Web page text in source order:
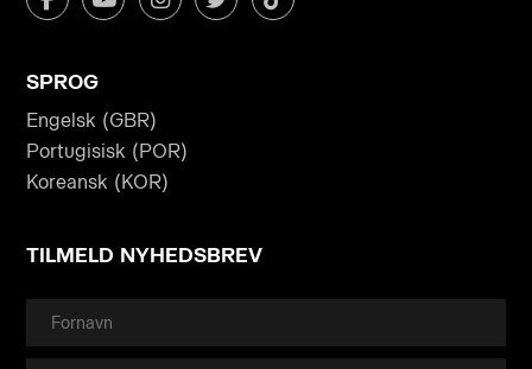
SPROG
Engelsk (GBR)
Portugisisk (POR)
Koreansk (KOR)
TILMELD NYHEDSBREV